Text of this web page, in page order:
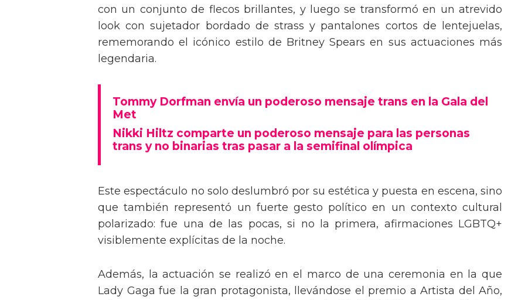
con un conjunto de flecos brillantes, y luego se transformó en un atrevido
look con sujetador bordado de strass y pantalones cortos de lentejuelas,
rememorando el icónico estilo de Britney Spears en sus actuaciones más
legendaria.
Tommy Dorfman envía un poderoso mensaje trans en la Gala del
Met
Nikki Hiltz comparte un poderoso mensaje para las personas
trans y no binarias tras pasar a la semifinal olímpica
Este espectáculo no solo deslumbró por su estética y puesta en escena, sino
que también representó un fuerte gesto político en un contexto cultural
polarizado: fue una de las pocas, si no la primera, afirmaciones LGBTQ+
visiblemente explícitas de la noche.
Además, la actuación se realizó en el marco de una ceremonia en la que
Lady Gaga fue la gran protagonista, llevándose el premio a Artista del Año,